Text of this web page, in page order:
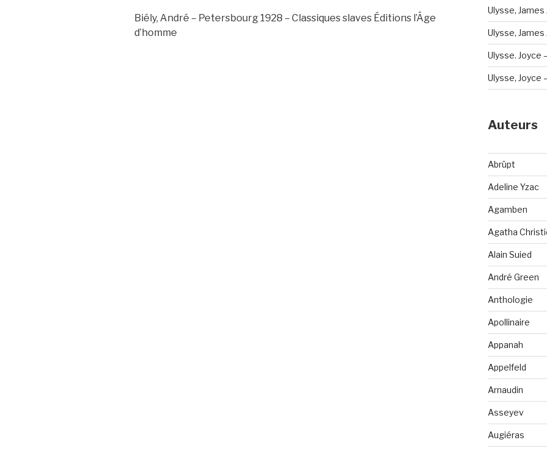
Biély, André – Petersbourg 1928 – Classiques slaves Éditions l’Âge
d’homme
Ulysse, James
Ulysse, James
Ulysse. Joyce
Ulysse, Joyce
Auteurs
Abrüpt
Adeline Yzac
Agamben
Agatha
Alain Suied
André Green
Anthologie
Apollinaire
Appanah
Appelfeld
Arnaudin
Asseyev
Augiéras